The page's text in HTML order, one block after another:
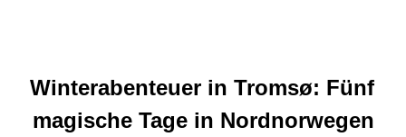
Winterabenteuer in Tromsø: Fünf
magische Tage in Nordnorwegen